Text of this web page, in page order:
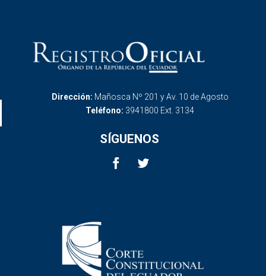
Dirección: Mañosca Nº 201 y Av. 10 de Agosto
Teléfono: 3941800 Ext. 3134
SÍGUENOS